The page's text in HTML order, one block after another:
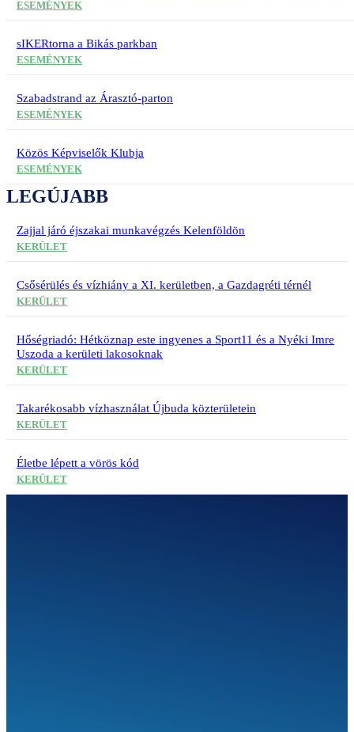
LEGÚJABB
Zajjal járó éjszakai munkavégzés Kelenföldön
KERÜLET
Csősérülés és vízhiány a XI. kerületben, a Gazdagréti térnél
KERÜLET
Hőségriadó: Hétköznap este ingyenes a Sport11 és a Nyéki Imre
Uszoda a kerületi lakosoknak
KERÜLET
Takarékosabb vízhasználat Újbuda közterületein
KERÜLET
Életbe lépett a vörös kód
KERÜLET
ESEMÉNYEK
sIKERtorna a Bikás parkban
ESEMÉNYEK
Szabadstrand az Árasztó-parton
ESEMÉNYEK
Közös Képviselők Klubja
ESEMÉNYEK